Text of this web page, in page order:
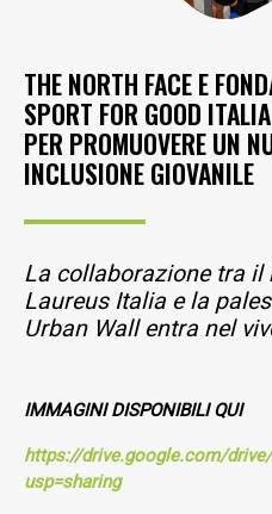
THE NORTH FACE E
SPORT FOR GOOD
PER PROMUOVERE UN
INCLUSIONE GIOVANILE
La collaborazione tra il
Laureus Italia e la
Urban Wall entra nel
IMMAGINI DISPONIBILI QUI
https://drive.google.com/drive/
usp=sharing